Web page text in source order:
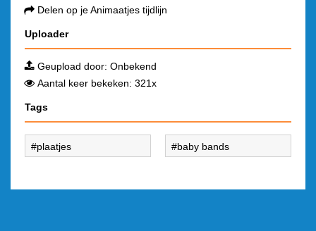
Delen op je Animaatjes tijdlijn
Uploader
Geupload door: Onbekend
Aantal keer bekeken: 321x
Tags
plaatjes baby bands